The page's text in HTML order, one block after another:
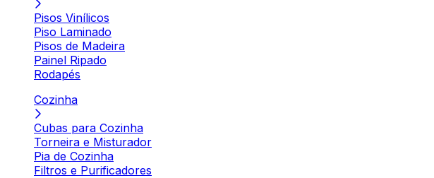
Pisos Vinílicos
Piso Laminado
Pisos de Madeira
Painel Ripado
Rodapés
Cozinha
Cubas para Cozinha
Torneira e Misturador
Pia de Cozinha
Filtros e Purificadores